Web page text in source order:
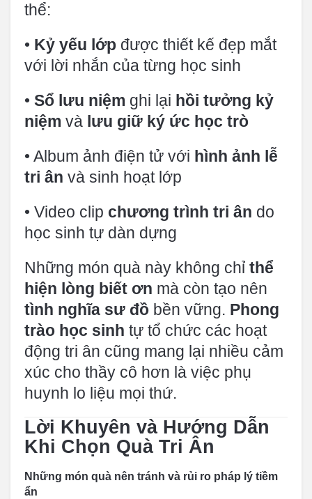
thể:
• Kỷ yếu lớp được thiết kế đẹp mắt
với lời nhắn của từng học sinh
• Sổ lưu niệm ghi lại hồi tưởng kỷ
niệm và lưu giữ ký ức học trò
• Album ảnh điện tử với hình ảnh lễ
tri ân và sinh hoạt lớp
• Video clip chương trình tri ân do
học sinh tự dàn dựng
Những món quà này không chỉ thể
hiện lòng biết ơn mà còn tạo nên
tình nghĩa sư đồ bền vững. Phong
trào học sinh tự tổ chức các hoạt
động tri ân cũng mang lại nhiều cảm
xúc cho thầy cô hơn là việc phụ
huynh lo liệu mọi thứ.
Lời Khuyên và Hướng Dẫn
Khi Chọn Quà Tri Ân
Những món quà nên tránh và rủi ro pháp lý tiềm
ẩn